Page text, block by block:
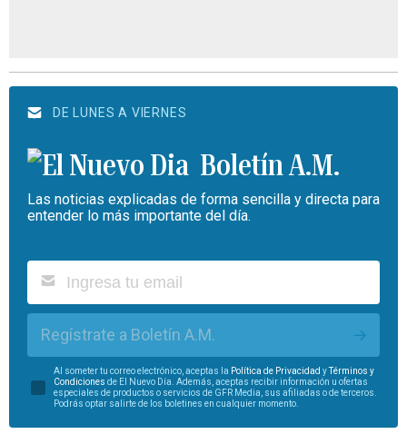
DE LUNES A VIERNES
Boletín A.M.
Las noticias explicadas de forma sencilla y directa para
entender lo más importante del día.
Regístrate a Boletín A.M.
Al someter tu correo electrónico, aceptas la Política de Privacidad yTérminos y
Condiciones de El Nuevo Día. Además, aceptas recibir información u ofertas
especiales de productos o servicios de GFR Media, sus afiliadas o de terceros.
Podrás optar salirte de los boletines en cualquier momento.